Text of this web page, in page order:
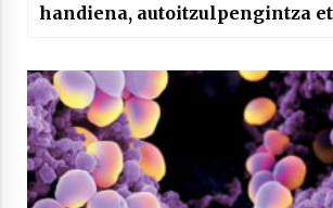
handiena, autoitzulpengintza